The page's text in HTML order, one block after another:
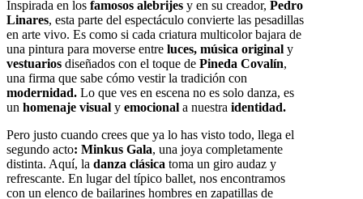
Inspirada en los famosos alebrijes y en su creador, Pedro
Linares, esta parte del espectáculo convierte las pesadillas
en arte vivo. Es como si cada criatura multicolor bajara de
una pintura para moverse entre luces, música original y
vestuarios diseñados con el toque de Pineda Covalín,
una firma que sabe cómo vestir la tradición con
modernidad. Lo que ves en escena no es solo danza, es
un homenaje visual y emocional a nuestra identidad.
Pero justo cuando crees que ya lo has visto todo, llega el
segundo acto: Minkus Gala, una joya completamente
distinta. Aquí, la danza clásica toma un giro audaz y
refrescante. En lugar del típico ballet, nos encontramos
con un elenco de bailarines hombres en zapatillas de